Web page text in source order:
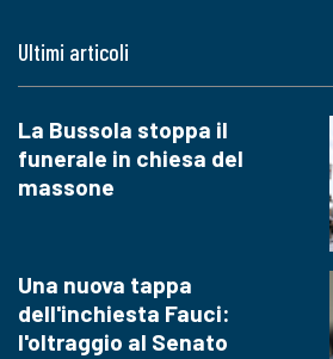
Ultimi articoli
La Bussola stoppa il
funerale in chiesa del
massone
Una nuova tappa
dell'inchiesta Fauci:
l'oltraggio al Senato